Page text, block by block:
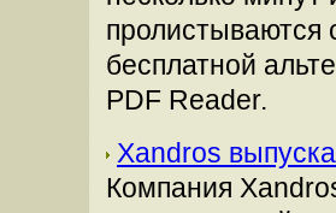
пролистываются
бесплатной
PDF Reader.
Xandros
Компания